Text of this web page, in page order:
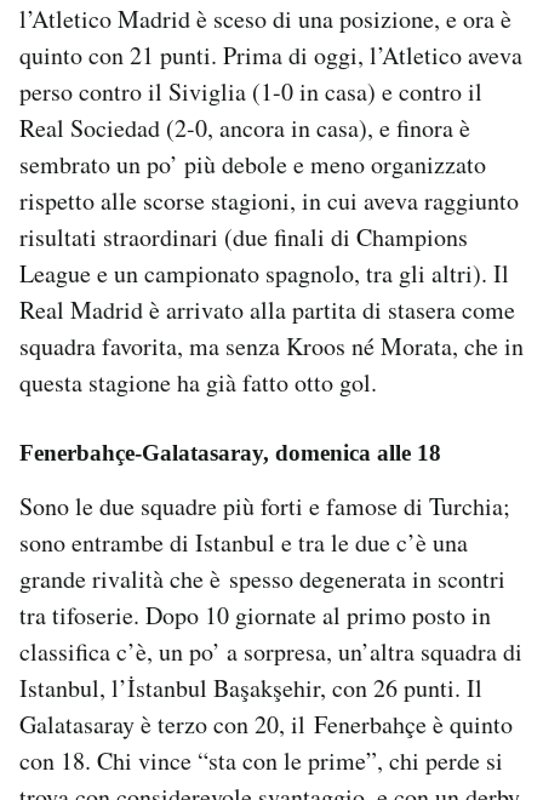
l’Atletico Madrid è sceso di una posizione, e ora è
quinto con 21 punti. Prima di oggi, l’Atletico aveva
perso contro il Siviglia (1-0 in casa) e contro il
Real Sociedad (2-0, ancora in casa), e finora è
sembrato un po’ più debole e meno organizzato
rispetto alle scorse stagioni, in cui aveva raggiunto
risultati straordinari (due finali di Champions
League e un campionato spagnolo, tra gli altri). Il
Real Madrid è arrivato alla partita di stasera come
squadra favorita, ma senza Kroos né Morata, che in
questa stagione ha già fatto otto gol.
Fenerbahçe-Galatasaray, domenica alle 18
Sono le due squadre più forti e famose di Turchia;
sono entrambe di Istanbul e tra le due c’è una
grande rivalità che è spesso degenerata in scontri
tra tifoserie. Dopo 10 giornate al primo posto in
classifica c’è, un po’ a sorpresa, un’altra squadra di
Istanbul, l’İstanbul Başakşehir, con 26 punti. Il
Galatasaray è terzo con 20, il Fenerbahçe è quinto
con 18. Chi vince “sta con le prime”, chi perde si